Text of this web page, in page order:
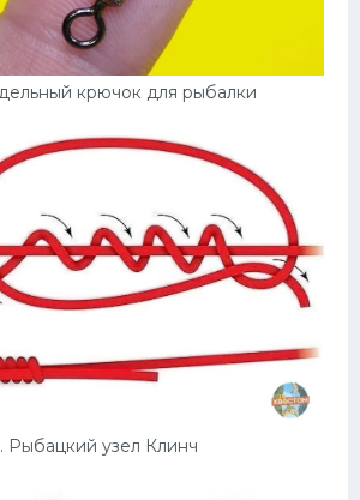
крючок для рыбалки
Рыбацкий узел Клинч